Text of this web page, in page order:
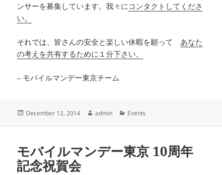
ンサーを募集しています。我々に コンタクトしてくださ
い。
それでは、皆さんの安全と楽しい休暇を願って あなた
の考えを共有するために１分下さい。
– モバイルマンデー東京チーム
Posted
December 12, 2014 Author
admin Categories
Events
モバイルマンデー東京 10周年
記念祝賀会